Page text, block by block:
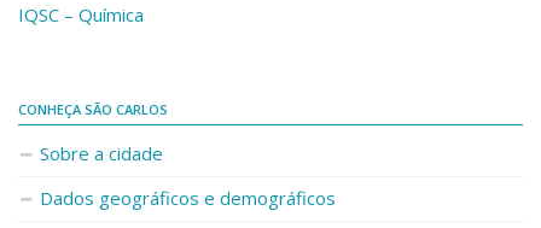
IQSC – Química
CONHEÇA SÃO CARLOS
Sobre a cidade
Dados geográficos e demográficos